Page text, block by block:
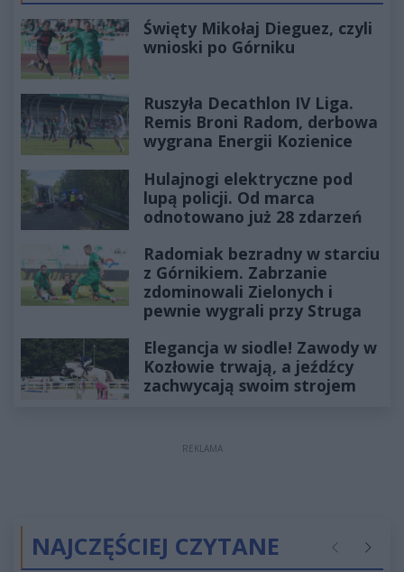
Święty Mikołaj Dieguez, czyli
wnioski po Górniku
Ruszyła Decathlon IV Liga.
Remis Broni Radom, derbowa
wygrana Energii Kozienice
Hulajnogi elektryczne pod
lupą policji. Od marca
odnotowano już 28 zdarzeń
Radomiak bezradny w starciu
z Górnikiem. Zabrzanie
zdominowali Zielonych i
pewnie wygrali przy Struga
Elegancja w siodle! Zawody w
Kozłowie trwają, a jeźdźcy
zachwycają swoim strojem
REKLAMA
NAJCZĘŚCIEJ CZYTANE Poprzednie